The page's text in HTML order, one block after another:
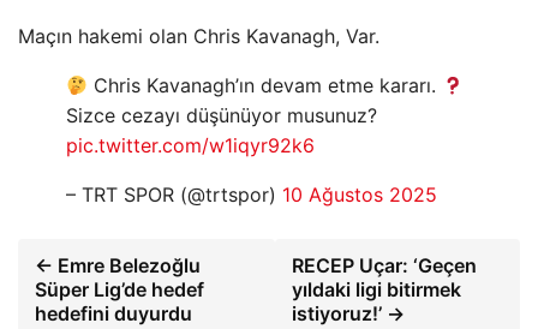
Maçın hakemi olan Chris Kavanagh, Var.
Chris Kavanagh’ın devam etme kararı.
Sizce cezayı düşünüyor musunuz?
pic.twitter.com/w1iqyr92k6
– TRT SPOR (@trtspor) 10 Ağustos 2025
← Emre Belezoğlu
Süper Lig’de hedef
hedefini duyurdu
RECEP Uçar: ‘Geçen
yıldaki ligi bitirmek
istiyoruz!’ →